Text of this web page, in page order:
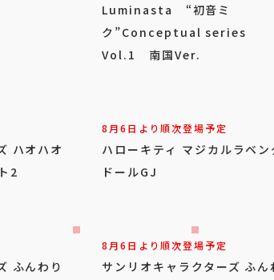
Luminasta “初音ミ
ク”Conceptual series
Vol.1 南国Ver.
ハオハオ
2
8月6日より順次登場予定
ハローキティ マジカルラベン
ドールGJ
ふんわり
8月6日より順次登場予定
サンリオキャラクターズ ふん